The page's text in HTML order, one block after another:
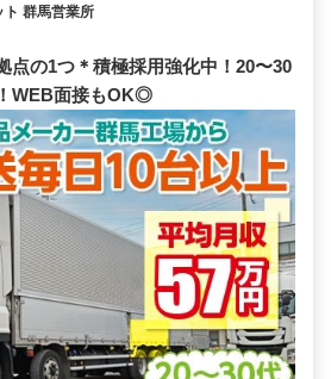
ト 群馬営業所
点の1つ＊積極採用強化中！20〜30
WEB面接もOK◎